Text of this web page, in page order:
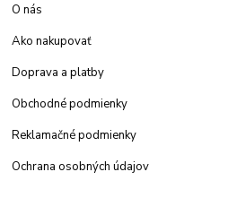
O nás
Ako nakupovať
Doprava a platby
Obchodné podmienky
Reklamačné podmienky
Ochrana osobných údajov